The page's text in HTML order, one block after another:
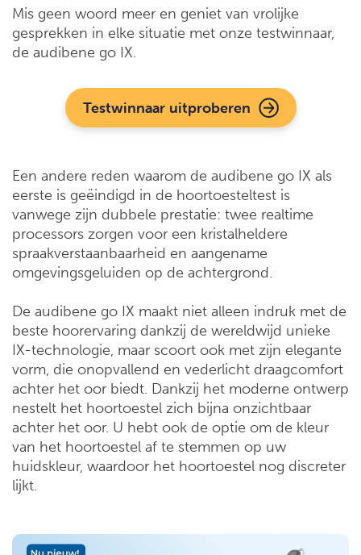
Mis geen woord meer en geniet van vrolijke
gesprekken in elke situatie met onze testwinnaar,
de audibene go IX.
Testwinnaar uitproberen
Een andere reden waarom de audibene go IX als
eerste is geëindigd in de hoortoesteltest is
vanwege zijn dubbele prestatie: twee realtime
processors zorgen voor een kristalheldere
spraakverstaanbaarheid en aangename
omgevingsgeluiden op de achtergrond.
De audibene go IX maakt niet alleen indruk met de
beste hoorervaring dankzij de wereldwijd unieke
IX-technologie, maar scoort ook met zijn elegante
vorm, die onopvallend en vederlicht draagcomfort
achter het oor biedt. Dankzij het moderne ontwerp
nestelt het hoortoestel zich bijna onzichtbaar
achter het oor. U hebt ook de optie om de kleur
van het hoortoestel af te stemmen op uw
huidskleur, waardoor het hoortoestel nog discreter
lijkt.